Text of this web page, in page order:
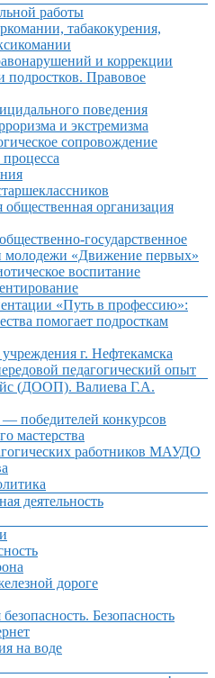
работы
табакокурения,
и коррекции
подростков. Правовое
поведения
и экстремизма
сопровождение
процесса
общественная организация
государственное
молодежи «Движение первых»
воспитание
«Путь в профессию»:
помогает подросткам
г. Нефтекамска
педагогический опыт
(ДООП). Валиева Г.А.
победителей конкурсов
мастерства
работников МАУДО
деятельность
дороге
Безопасность
на воде